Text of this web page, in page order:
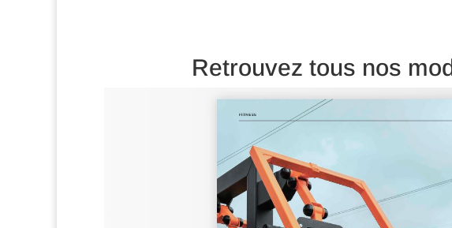
Retrouvez tous nos